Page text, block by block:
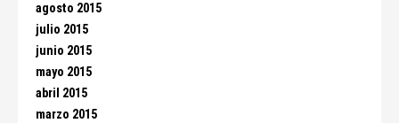
agosto 2015
julio 2015
junio 2015
mayo 2015
abril 2015
marzo 2015